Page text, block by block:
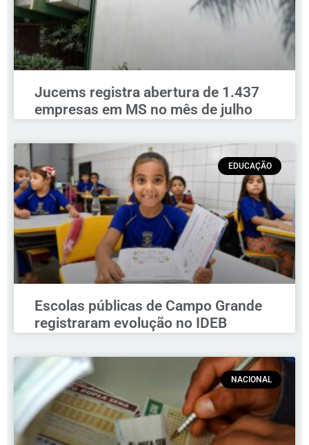
Jucems registra abertura de 1.437
empresas em MS no mês de julho
EDUCAÇÃO
Escolas públicas de Campo Grande
registraram evolução no IDEB
NACIONAL